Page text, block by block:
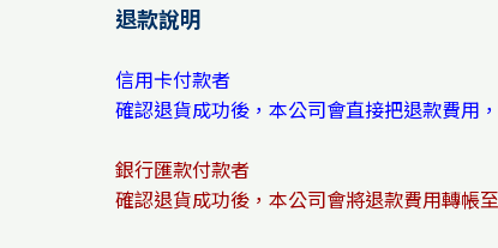
退款說明
信用卡付款者
確認退貨成功後，本公司會直接把退款費用
銀行匯款付款者
確認退貨成功後，本公司會將退款費用轉帳